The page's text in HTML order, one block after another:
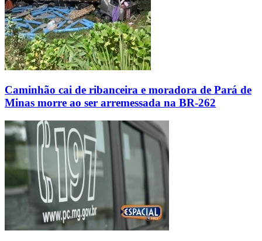
Caminhão cai de ribanceira e moradora de Pará de
Minas morre ao ser arremessada na BR-262